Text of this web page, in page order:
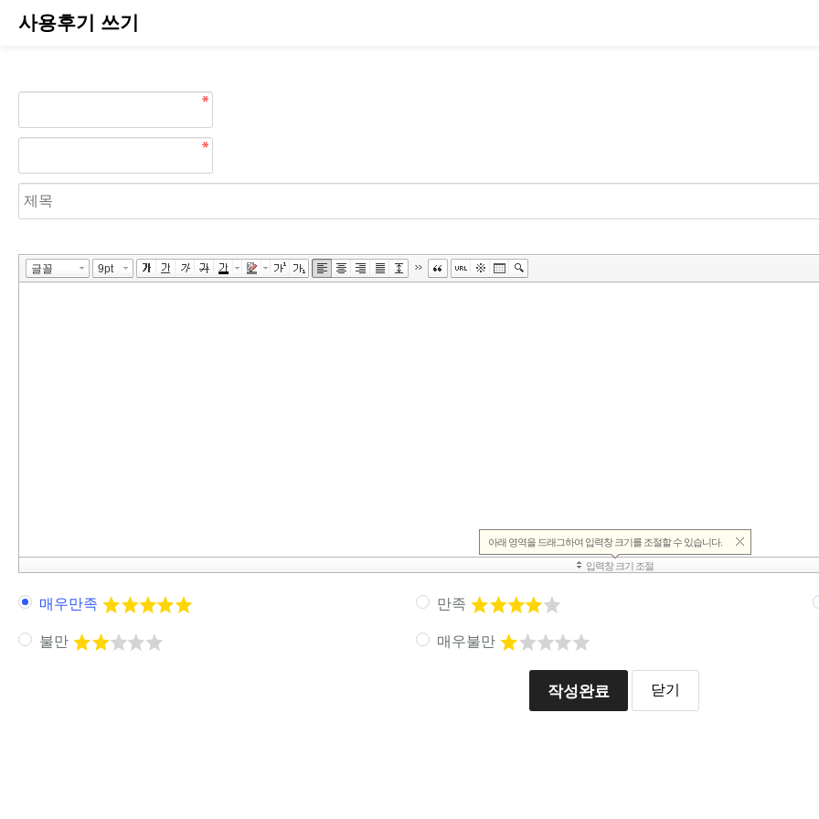
사용후기 쓰기
매우만족 만족
불만 매우불만
작성완료 닫기